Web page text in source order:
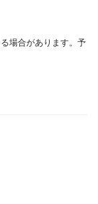
場合があります。予